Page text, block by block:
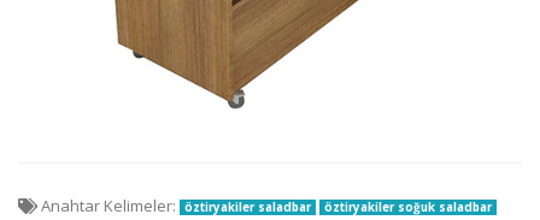
Anahtar Kelimeler: öztiryakiler saladbar
öztiryakiler soğuk saladbar